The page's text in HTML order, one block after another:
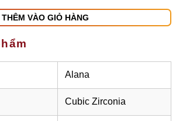
THÊM VÀO GIỎ HÀNG
Alana
Cubic Zirconia